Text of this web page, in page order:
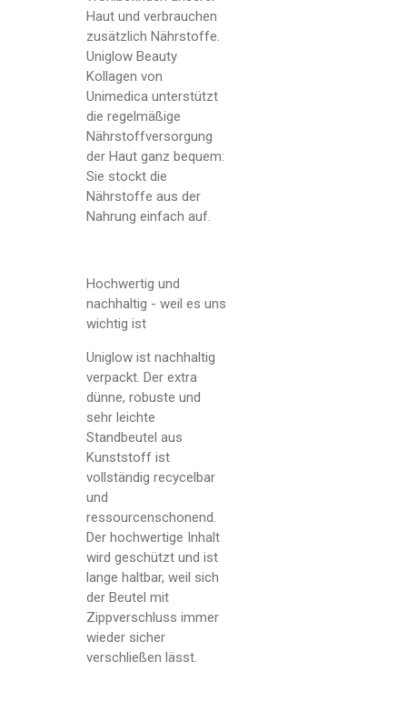
Haut und verbrauchen
zusätzlich Nährstoffe.
Uniglow Beauty
Kollagen von
Unimedica unterstützt
die regelmäßige
Nährstoffversorgung
der Haut ganz bequem:
Sie stockt die
Nährstoffe aus der
Nahrung einfach auf.
Hochwertig und
nachhaltig - weil es uns
wichtig ist
Uniglow ist nachhaltig
verpackt. Der extra
dünne, robuste und
sehr leichte
Standbeutel aus
Kunststoff ist
vollständig recycelbar
und
ressourcenschonend.
Der hochwertige Inhalt
wird geschützt und ist
lange haltbar, weil sich
der Beutel mit
Zippverschluss immer
wieder sicher
verschließen lässt.